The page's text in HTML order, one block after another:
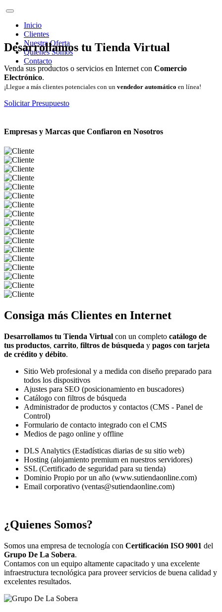
Inicio
Clientes
Nuestra Oferta
Quienes Somos
Contacto
Desarrollamos tu Tienda Virtual
Venda sus productos o servicios en Internet con Comercio
Electrónico.
¡Llegue a más clientes potenciales con un vendedor automático en línea!
Solicitar Presupuesto
Empresas y Marcas que Confiaron en Nosotros
Consiga más Clientes en Internet
Desarrollamos tu Tienda Virtual con un completo catálogo de
tus productos, carrito, filtros de búsqueda y pagos con tarjeta
de crédito y débito.
Sitio Web profesional y a medida con diseño preparado para
todos los dispositivos
Ajustes para SEO (posicionamiento en buscadores)
Catálogo con filtros de búsqueda
Administrador de productos y contactos (CMS - Panel de
Control)
Formulario de contacto integrado con el CMS
Medios de pago online y offline
DLS Analytics (Estadísticas diarias de su sitio web)
Hosting (alojamiento premium en nuestros servidores)
SSL (Certificado de seguridad para su tienda)
Dominio Propio por un año (www.sutiendaonline.com)
Email corporativo (ventas@sutiendaonline.com)
¿Quienes Somos?
Somos una empresa de tecnología con Certificación ISO 9001 del
Grupo De La Sobera.
Contamos con un equipo altamente capacitado y una excelente
infraestructura tecnológica para proveer servicios de buena calidad y
excelentes resultados.